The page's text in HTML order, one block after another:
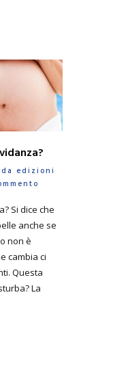
edizioni
Si dice che
anche se
non è
cambia ci
Questa
La